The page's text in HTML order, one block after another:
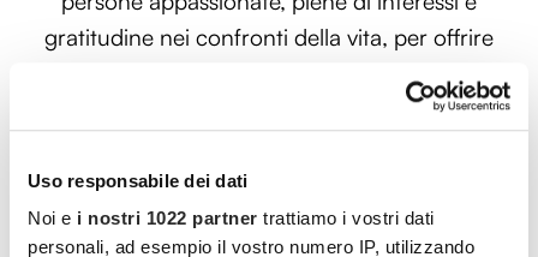
Uso responsabile dei dati
Noi e i nostri 1022 partner trattiamo i vostri dati
personali, ad esempio il vostro numero IP, utilizzando
gratitudine nei confronti della vita, per offrire
loro esperienze di socialità e risorse per vivere
PARTECIPA ANCHE TU